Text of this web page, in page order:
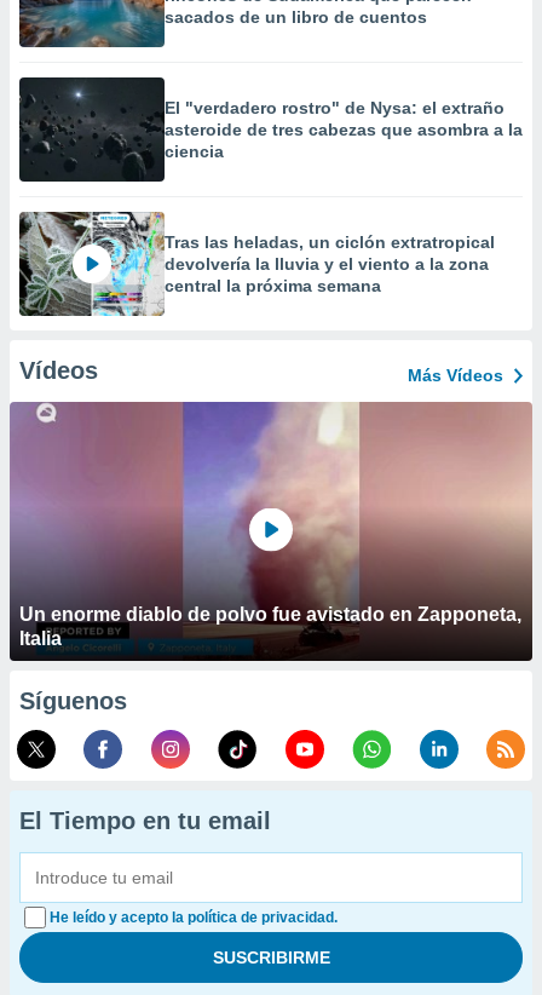
sacados de un libro de cuentos
El "verdadero rostro" de Nysa: el extraño
asteroide de tres cabezas que asombra a la
ciencia
Tras las heladas, un ciclón extratropical
devolvería la lluvia y el viento a la zona
central la próxima semana
Vídeos Más Vídeos
Un enorme diablo de polvo fue avistado en Zapponeta,
Italia
Síguenos
El Tiempo en tu email
He leído y acepto la política de privacidad.